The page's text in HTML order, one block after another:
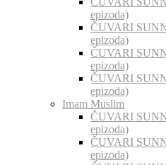
epizoda)
ČUVARI
epizoda)
ČUVARI
epizoda)
ČUVARI
epizoda)
Imam Muslim
ČUVARI
epizoda)
ČUVARI
epizoda)